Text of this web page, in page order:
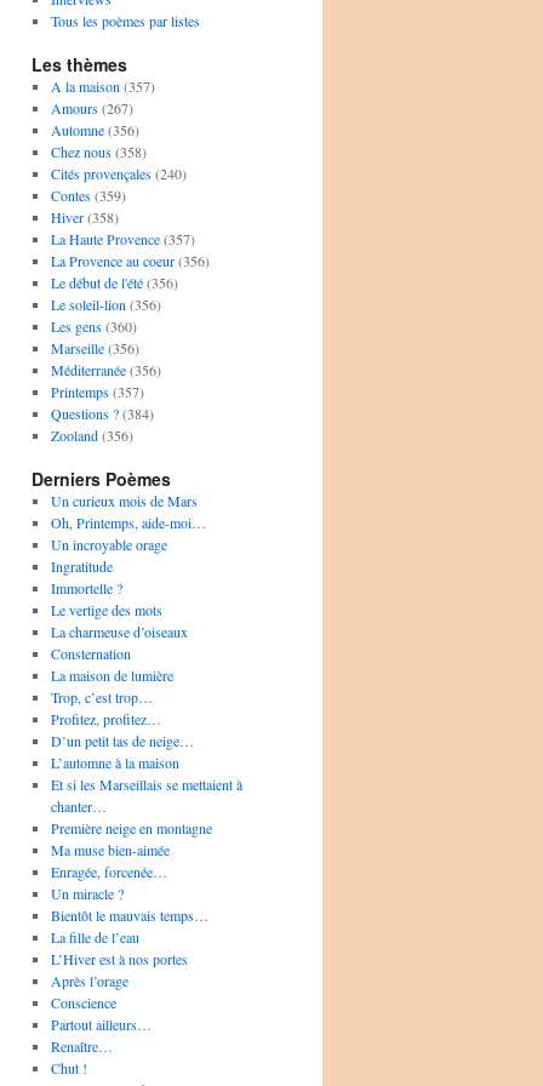
Tous les poèmes par listes
Les thèmes
A la maison (357)
Amours(267)
Automne(356)
Chez nous(358)
Cités provençales(240)
Contes(359)
Hiver(358)
La Haute Provence(357)
La Provence au coeur(356)
Le début de l'été(356)
Le soleil-lion (356)
Les gens(360)
Marseille(356)
Méditerranée(356)
Printemps(357)
Questions ?(384)
Zooland(356)
Derniers Poèmes
Un curieux mois de Mars
Oh, Printemps, aide-moi…
Un incroyable orage
Ingratitude
Immortelle ?
Le vertige des mots
La charmeuse d’oiseaux
Consternation
La maison de lumière
Trop, c’est trop…
Profitez, profitez…
D’un petit tas de neige…
L’automne à la maison
Et si les Marseillais se mettaient à
chanter…
Première neige en montagne
Ma muse bien-aimée
Enragée, forcenée…
Un miracle ?
Bientôt le mauvais temps…
La fille de l’eau
L’Hiver est à nos portes
Après l’orage
Conscience
Partout ailleurs…
Renaître…
Chut !